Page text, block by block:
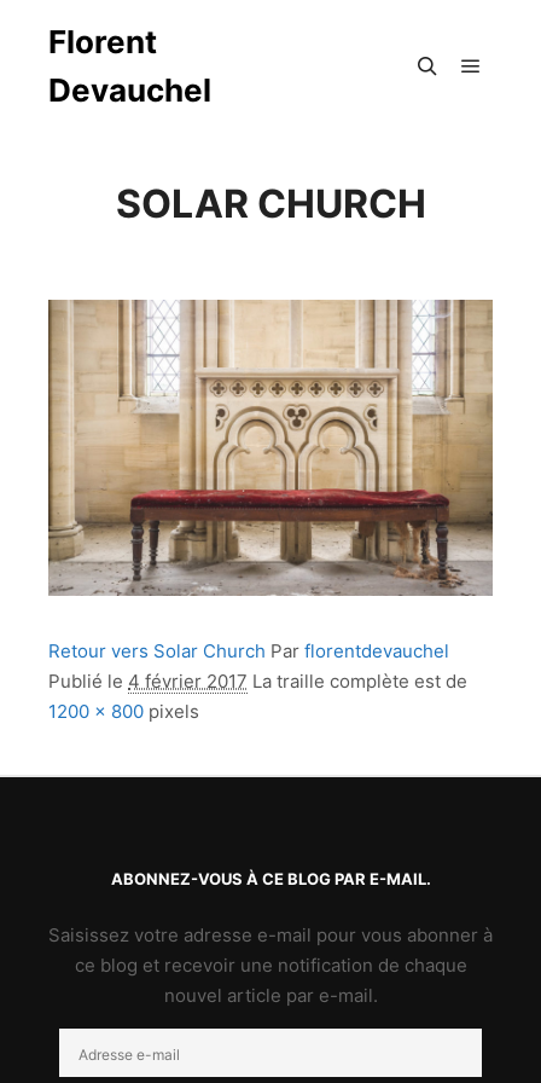
Florent
Devauchel
SOLAR CHURCH
Retour vers Solar Church Par florentdevauchel
Publié le 4 février 2017 La traille complète est de
1200 × 800 pixels
ABONNEZ-VOUS À CE BLOG PAR E-MAIL.
Saisissez votre adresse e-mail pour vous abonner à
ce blog et recevoir une notification de chaque
nouvel article par e-mail.
e-